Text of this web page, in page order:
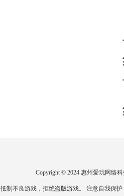
Copyright © 2024 惠州爱玩网络
抵制不良游戏，拒绝盗版游戏。 注意自我保